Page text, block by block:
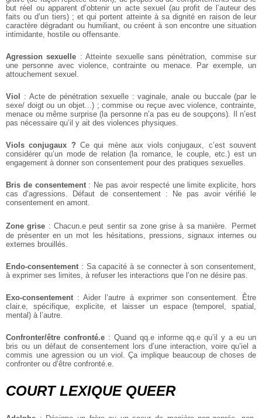
but réel ou apparent d’obtenir un acte sexuel (au profit de l’auteur des
faits ou d’un tiers) ; et qui portent atteinte à sa dignité en raison de leur
caractère dégradant ou humiliant, ou créent à son encontre une situation
intimidante, hostile ou offensante.
Agression sexuelle : Atteinte sexuelle sans pénétration, commise sur
une personne avec violence, contrainte ou menace. Par exemple, un
attouchement sexuel.
Viol
: Acte de pénétration sexuelle : vaginale, anale ou buccale (par le
sexe/ doigt ou un objet...) ; commise ou reçue avec violence, contrainte,
menace ou même surprise (la personne n’a pas eu de soupçons). Il n’est
pas nécessaire qu’il y ait des violences physiques.
Viols conjugaux ? Ce qui mène aux viols conjugaux, c’est souvent
considérer qu’un mode de relation (la romance, le couple, etc.) est un
engagement à donner son consentement pour des pratiques sexuelles.
Bris de consentement: Ne pas avoir respecté une limite explicite, hors
cas d’agressions.
Défaut de consentement : Ne pas avoir vérifié le
consentement en amont.
Zone grise : Chacun.e peut sentir sa zone grise à sa manière. Permet
de présenter en un mot les hésitations, pressions, signaux internes ou
externes brouillés.
Endo-consentement : Sa capacité à se connecter à son consentement,
à exprimer ses limites, à refuser les interactions que l’on ne désire pas.
Exo-consentement : Aider l’autre à exprimer son consentement. Être
clair.e, spécifique, explicite, et laisser un espace (temporel, spatial,
mental) à l’autre.
Confronter/être confronté.e: Quand qq.e informe qq.e qu’il y a eu un
bris ou un défaut de consentement lors d’une interaction, voire qu’iel a
commis une agression ou un viol. Ça implique beaucoup de choses de
confronter ou d’être confronté.e.
COURT LEXIQUE QUEER